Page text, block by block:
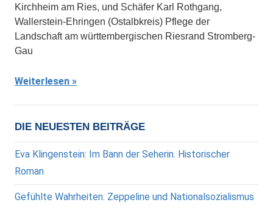
Kirchheim am Ries, und Schäfer Karl Rothgang,
Wallerstein-Ehringen (Ostalbkreis) Pflege der
Landschaft am württembergischen Riesrand Stromberg-
Gau
Weiterlesen
DIE NEUESTEN BEITRÄGE
Eva Klingenstein: Im Bann der Seherin. Historischer
Roman
Gefühlte Wahrheiten. Zeppeline und Nationalsozialismus